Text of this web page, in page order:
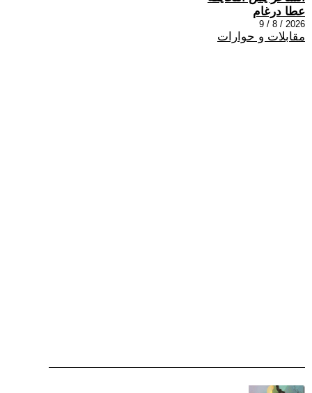
عطا درغام
2026 / 8 / 9
مقابلات و حوارات